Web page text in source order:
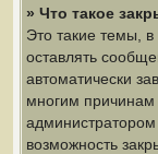
» Что такое
Это такие темы,
оставлять
автоматически
многим
возможность